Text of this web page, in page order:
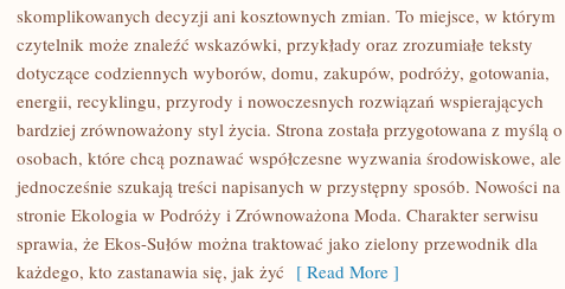
DOMU
skomplikowanych decyzji ani kosztownych zmian. To miejsce, w którym
czytelnik może znaleźć wskazówki, przykłady oraz zrozumiałe teksty
dotyczące codziennych wyborów, domu, zakupów, podróży, gotowania,
energii, recyklingu, przyrody i nowoczesnych rozwiązań wspierających
bardziej zrównoważony styl życia. Strona została przygotowana z myślą o
osobach, które chcą poznawać współczesne wyzwania środowiskowe, ale
jednocześnie szukają treści napisanych w przystępny sposób. Nowości na
stronie Ekologia w Podróży i Zrównoważona Moda. Charakter serwisu
sprawia, że Ekos-Sułów można traktować jako zielony przewodnik dla
każdego, kto zastanawia się, jak żyć [ Read More ]